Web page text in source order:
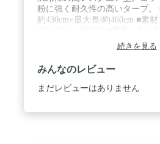
粉に強く耐久性の高いタープ
約430cm×最大長/約460cm ■素
ロープ、収納ケース ■収容人数
圧：撥水加工 ■設営時間：約15
ム、中国 ※ポールは別売りで
意】 ・通常のタープ素材に比
よる穴があきにくい素材ですが
続きを見る
みんなのレビュー
まだレビューはありません